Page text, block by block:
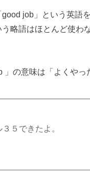
good job」という英語
う略語はほとんど使
」の意味は「よくや
３５できたよ。